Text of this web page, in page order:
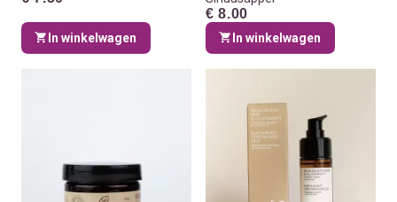
In winkelwagen
€ 8.00
In winkelwagen